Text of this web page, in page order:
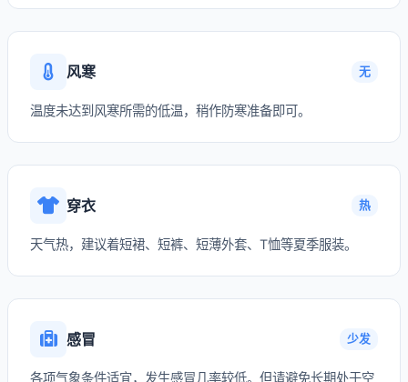
风寒 无
温度未达到风寒所需的低温，稍作防寒准备即可。
穿衣 热
天气热，建议着短裙、短裤、短薄外套、T恤等夏季服装。
感冒 少发
各项气象条件适宜，发生感冒几率较低。但请避免长期处于空